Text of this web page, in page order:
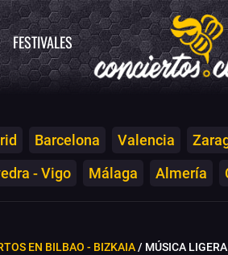
FESTIVALES
Barcelona Valencia
- Vigo Málaga Almería
EN BILBAO - BIZKAIA/ MÚSICA LIGERA